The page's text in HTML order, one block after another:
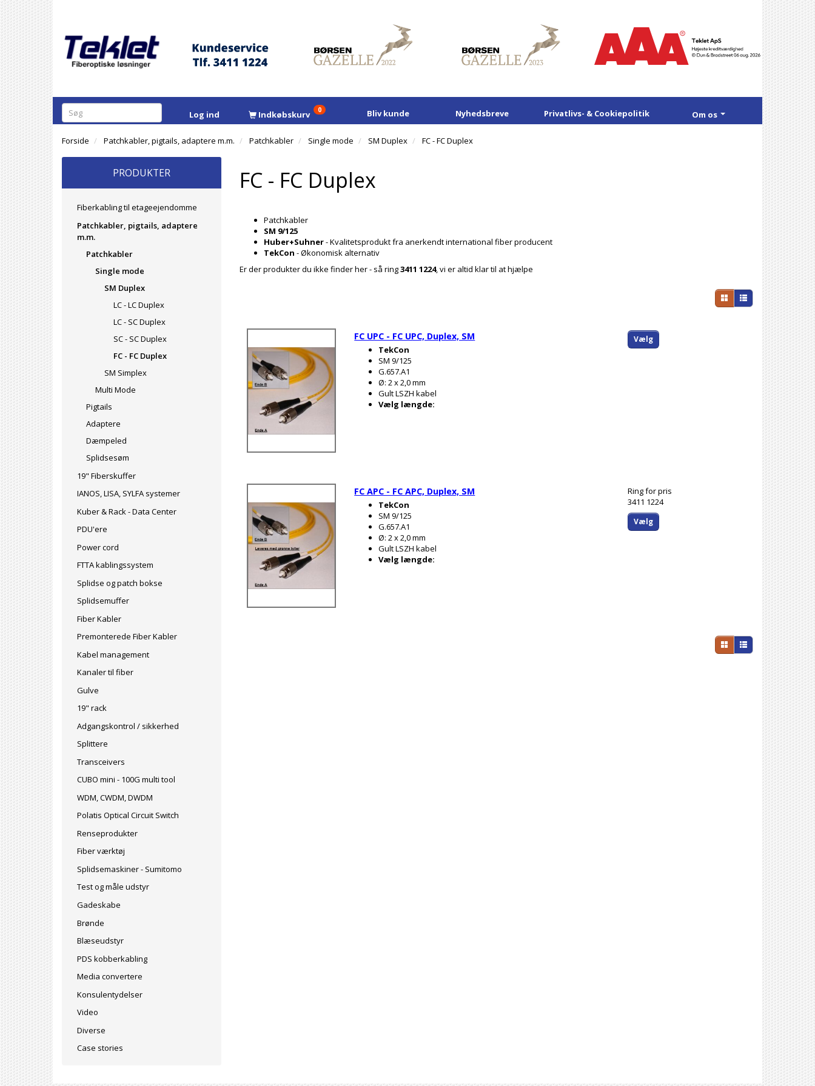
Log ind Indkøbskurv 0 Bliv kunde Nyhedsbreve Privatlivs- & Cookiepolitik Om os
Forside Patchkabler, pigtails, adaptere m.m. Patchkabler Single mode SM Duplex FC - FC Duplex
PRODUKTER
Fiberkabling til etageejendomme
Patchkabler, pigtails, adaptere
m.m.
Patchkabler
Single mode
SM Duplex
LC - LC Duplex
LC - SC Duplex
SC - SC Duplex
FC - FC Duplex
SM Simplex
Multi Mode
Pigtails
Adaptere
Dæmpeled
Splidsesøm
19" Fiberskuffer
IANOS, LISA, SYLFA systemer
Kuber & Rack - Data Center
PDU'ere
Power cord
FTTA kablingssystem
Splidse og patch bokse
Splidsemuffer
Fiber Kabler
Premonterede Fiber Kabler
Kabel management
Kanaler til fiber
Gulve
19" rack
Adgangskontrol / sikkerhed
Splittere
Transceivers
CUBO mini - 100G multi tool
WDM, CWDM, DWDM
Polatis Optical Circuit Switch
Renseprodukter
Fiber værktøj
Splidsemaskiner - Sumitomo
Test og måle udstyr
Gadeskabe
Brønde
Blæseudstyr
PDS kobberkabling
Media convertere
Konsulentydelser
Video
Diverse
Case stories
FC - FC Duplex
Patchkabler
SM 9/125
Huber+Suhner- Kvalitetsprodukt fra anerkendt international fiber producent
TekCon - Økonomisk alternativ
Er der produkter du ikke finder her - så ring3411 1224, vi er altid klar til at hjælpe
FC UPC - FC UPC, Duplex, SM
TekCon
SM 9/125
G.657.A1
Ø: 2 x 2,0 mm
Gult LSZH kabel
Vælg længde:
Vælg
FC APC - FC APC, Duplex, SM
TekCon
SM 9/125
G.657.A1
Ø: 2 x 2,0 mm
Gult LSZH kabel
Vælg længde:
Ring for pris
3411 1224
Vælg